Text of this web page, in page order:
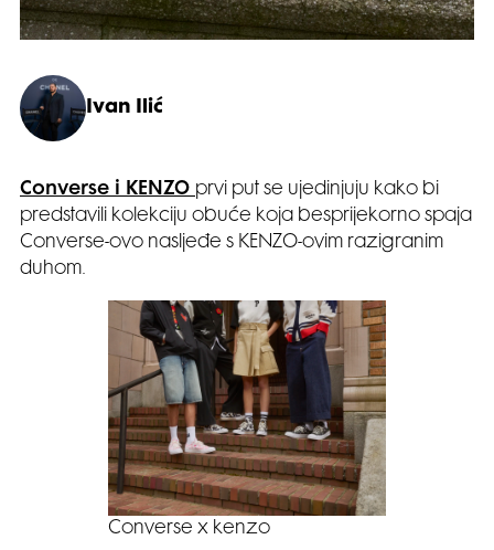
Ivan Ilić
Converse i KENZO prvi put se ujedinjuju kako bi
predstavili kolekciju obuće koja besprijekorno spaja
Converse-ovo nasljeđe s KENZO-ovim razigranim
duhom.
Converse x kenzo